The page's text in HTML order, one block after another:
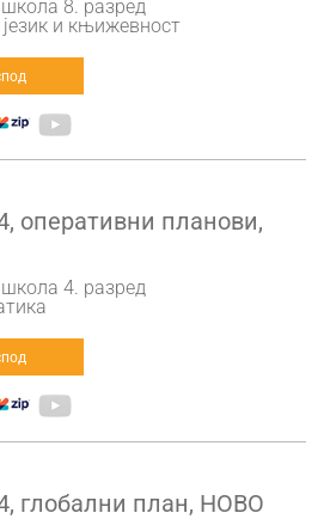
8. разред
и књижевност
оперативни планови,
4. разред
глобални план, НОВО